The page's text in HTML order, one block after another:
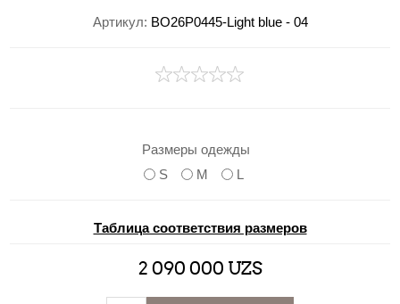
Артикул: BO26P0445-Light blue - 04
Размеры одежды
S
M L
Таблица соответствия размеров
2 090 000 UZS